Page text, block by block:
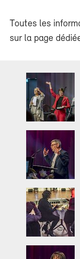
Toutes les
sur la page